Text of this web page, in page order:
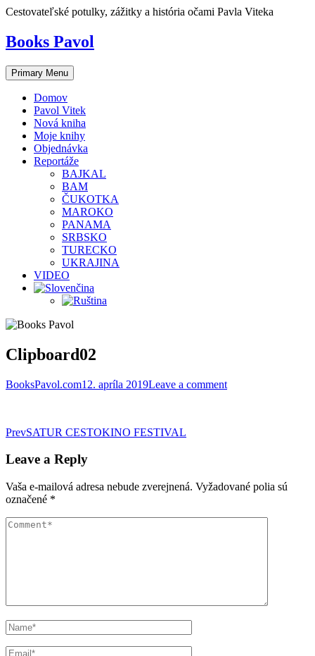
Skip
content
Cestovateľské potulky, zážitky a história očami Pavla Viteka
Books Pavol
Primary Menu
Domov
Pavol Vitek
Nová kniha
Moje knihy
Objednávka
Reportáže
BAJKAL
BAM
ČUKOTKA
MAROKO
PANAMA
SRBSKO
TURECKO
UKRAJINA
VIDEO
Clipboard02
BooksPavol.com12. apríla 2019Leave a comment
Post
navigation
PrevSATUR CESTOKINO FESTIVAL
Leave a Reply
Vaša e-mailová adresa nebude zverejnená. Vyžadované polia sú
označené *